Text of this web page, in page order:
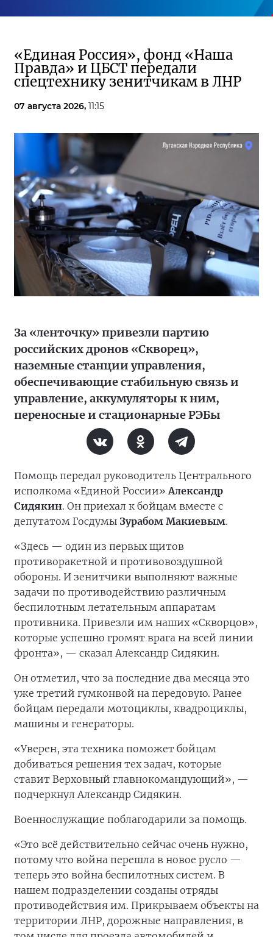
«Единая Россия», фонд «Наша
Правда» и ЦБСТ передали
спецтехнику зенитчикам в ЛНР
07 августа 2026, 11:15
За «ленточку» привезли партию
российских дронов «Скворец»,
наземные станции управления,
обеспечивающие стабильную связь и
управление, аккумуляторы к ним,
переносные и стационарные РЭБы
Помощь передал руководитель Центрального
исполкома «Единой России» Александр
Сидякин. Он приехал к бойцам вместе с
депутатом Госдумы Зурабом Макиевым.
«Здесь — один из первых щитов
противоракетной и противовоздушной
обороны. И зенитчики выполняют важные
задачи по противодействию различным
беспилотным летательным аппаратам
противника. Привезли им наших «Скворцов»,
которые успешно громят врага на всей линии
фронта», — сказал Александр Сидякин.
Он отметил, что за последние два месяца это
уже третий гумконвой на передовую. Ранее
бойцам передали мотоциклы, квадроциклы,
машины и генераторы.
«Уверен, эта техника поможет бойцам
добиваться решения тех задач, которые
ставит Верховный главнокомандующий», —
подчеркнул Александр Сидякин.
Военнослужащие поблагодарили за помощь.
«Это всё действительно сейчас очень нужно,
потому что война перешла в новое русло —
теперь это война беспилотных систем. В
нашем подразделении созданы отряды
противодействия им. Прикрываем объекты на
территории ЛНР, дорожные направления, в